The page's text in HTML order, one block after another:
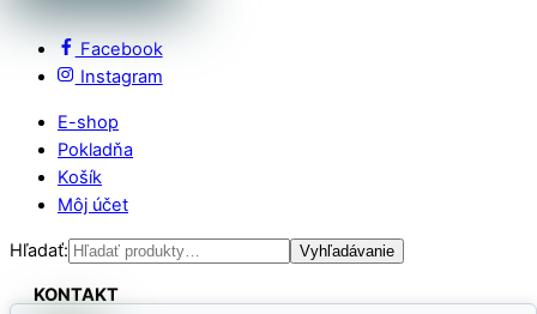
Facebook
Instagram
E-shop
Pokladňa
Košík
Môj účet
Hľadať: Vyhľadávanie
KONTAKT